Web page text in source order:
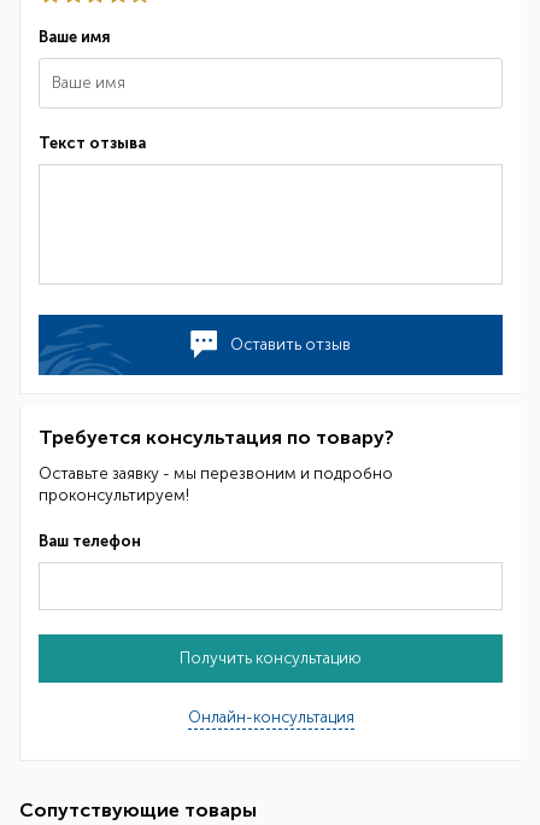
Ваше имя
Текст отзыва
Оставить отзыв
Требуется консультация по товару?
Оставьте заявку - мы перезвоним и подробно
проконсультируем!
Ваш телефон
Получить консультацию
Онлайн-консультация
Сопутствующие товары